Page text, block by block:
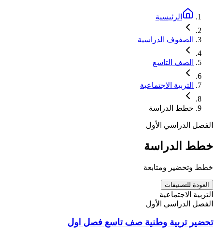
الرئيسية
الصفوف الدراسية
الصف التاسع
التربية الاجتماعية
خطط الدراسة
الفصل الدراسي الأول
خطط الدراسة
خطط وتحضير ومتابعة
العودة للتصنيفات
التربية الاجتماعية
الفصل الدراسي الأول
تحضير تربية وطنية صف تاسع فصل اول